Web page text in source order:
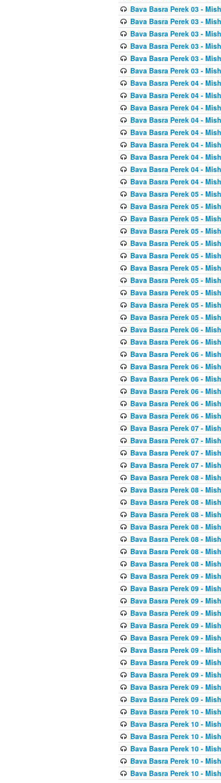
Bava Basra Perek 03 -
Bava Basra Perek 03 -
Bava Basra Perek 03 -
Bava Basra Perek 03 -
Bava Basra Perek 03 -
Bava Basra Perek 03 -
Bava Basra Perek 04 -
Bava Basra Perek 04 -
Bava Basra Perek 04 -
Bava Basra Perek 04 -
Bava Basra Perek 04 -
Bava Basra Perek 04 -
Bava Basra Perek 04 -
Bava Basra Perek 04 -
Bava Basra Perek 04 -
Bava Basra Perek 05 -
Bava Basra Perek 05 -
Bava Basra Perek 05 -
Bava Basra Perek 05 -
Bava Basra Perek 05 -
Bava Basra Perek 05 -
Bava Basra Perek 05 -
Bava Basra Perek 05 -
Bava Basra Perek 05 -
Bava Basra Perek 05 -
Bava Basra Perek 05 -
Bava Basra Perek 06 -
Bava Basra Perek 06 -
Bava Basra Perek 06 -
Bava Basra Perek 06 -
Bava Basra Perek 06 -
Bava Basra Perek 06 -
Bava Basra Perek 06 -
Bava Basra Perek 06 -
Bava Basra Perek 07 -
Bava Basra Perek 07 -
Bava Basra Perek 07 -
Bava Basra Perek 07 -
Bava Basra Perek 08 -
Bava Basra Perek 08 -
Bava Basra Perek 08 -
Bava Basra Perek 08 -
Bava Basra Perek 08 -
Bava Basra Perek 08 -
Bava Basra Perek 08 -
Bava Basra Perek 08 -
Bava Basra Perek 09 -
Bava Basra Perek 09 -
Bava Basra Perek 09 -
Bava Basra Perek 09 -
Bava Basra Perek 09 -
Bava Basra Perek 09 -
Bava Basra Perek 09 -
Bava Basra Perek 09 -
Bava Basra Perek 09 -
Bava Basra Perek 09 -
Bava Basra Perek 09 -
Bava Basra Perek 10 -
Bava Basra Perek 10 -
Bava Basra Perek 10 -
Bava Basra Perek 10 -
Bava Basra Perek 10 -
Bava Basra Perek 10 -